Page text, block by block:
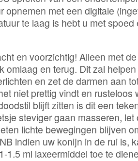
opnemen met een digitale
te laag is hebt u met
en voorzichtig! Alleen met
omlaag en terug. Dit zal
en zet de darmen aan
niet prettig vindt en rusteloos
blijft zitten is dit een
steviger gaan masseren,
lichte bewegingen blijven
indien uw konijn in de rui is,
1.5 ml laxeermiddel toe te